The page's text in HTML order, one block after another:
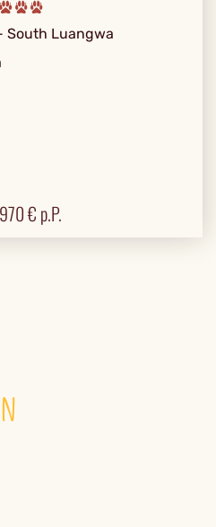
South Luangwa
€ p.P.